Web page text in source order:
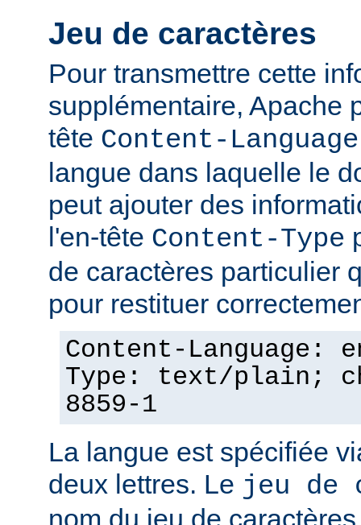
Jeu de caractères
Pour transmettre cette
supplémentaire, Apache
tête Content-Language
langue dans laquelle le
peut ajouter des
l'en-tête Content-Type
de caractères particulier
pour restituer
Content-Language:
Type: text/plain;
8859-1
La langue est spécifiée
deux lettres. Le jeu de
nom du jeu de